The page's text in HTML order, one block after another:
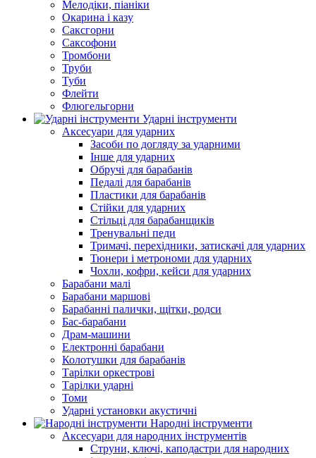
Мелодіки, піаніки
Окарина і казу
Саксгорни
Саксофони
Тромбони
Труби
Туби
Флейти
Флюгельгорни
Ударні інструменти
Аксесуари для ударних
Засоби по догляду за ударними
Інше для ударних
Обручі для барабанів
Педалі для барабанів
Пластики для барабанів
Стійки для ударних
Стільці для барабанщиків
Тренувальні педи
Тримачі, перехідники, затискачі для ударних
Тюнери і метрономи для ударних
Чохли, кофри, кейси для ударних
Барабани малі
Барабани маршові
Барабанні палички, щітки, родси
Бас-барабани
Драм-машини
Електронні барабани
Колотушки для барабанів
Тарілки оркестрові
Тарілки ударні
Томи
Ударні установки акустичні
Народні інструменти
Аксесуари для народних інструментів
Струни, ключі, каподастри для народних